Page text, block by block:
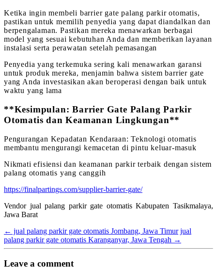
Ketika ingin membeli barrier gate palang parkir otomatis,
pastikan untuk memilih penyedia yang dapat diandalkan dan
berpengalaman. Pastikan mereka menawarkan berbagai
model yang sesuai kebutuhan Anda dan memberikan layanan
instalasi serta perawatan setelah pemasangan
Penyedia yang terkemuka sering kali menawarkan garansi
untuk produk mereka, menjamin bahwa sistem barrier gate
yang Anda investasikan akan beroperasi dengan baik untuk
waktu yang lama
**Kesimpulan: Barrier Gate Palang Parkir
Otomatis dan Keamanan Lingkungan**
Pengurangan Kepadatan Kendaraan: Teknologi otomatis
membantu mengurangi kemacetan di pintu keluar-masuk
Nikmati efisiensi dan keamanan parkir terbaik dengan sistem
palang otomatis yang canggih
https://finalpartings.com/supplier-barrier-gate/
Vendor jual palang parkir gate otomatis Kabupaten Tasikmalaya,
Jawa Barat
← jual palang parkir gate otomatis Jombang, Jawa Timur jual
palang parkir gate otomatis Karanganyar, Jawa Tengah →
Leave a comment